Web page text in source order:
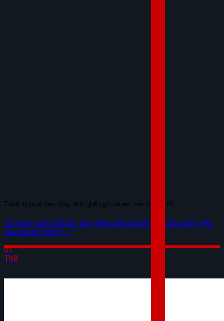
Tránh bị phạt oan: Quy định ghế ngồi trẻ em trên ô tô 2026
Từ ngày 01/07/2026, quy định mới chính thức áp dụng yêu
cầu trẻ em dưới [...]
07
Th8